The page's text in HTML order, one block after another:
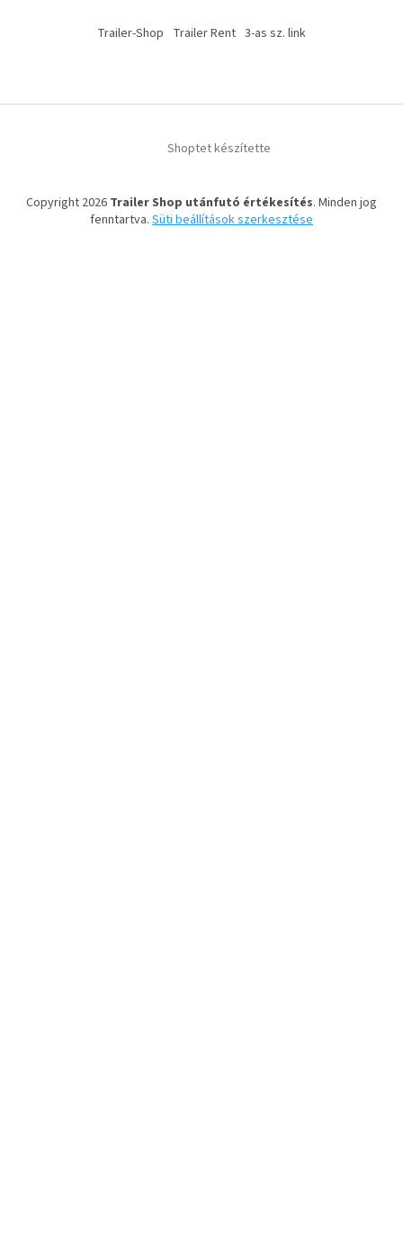
Trailer-Shop Trailer Rent 3-as sz. link
Shoptet készítette
Copyright 2026 Trailer Shop utánfutó értékesítés. Minden jog
fenntartva. Süti beállítások szerkesztése